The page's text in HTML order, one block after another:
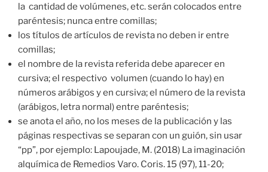
la cantidad de volúmenes, etc. serán colocados entre
paréntesis; nunca entre comillas;
los títulos de artículos de revista no deben ir entre
comillas;
el nombre de la revista referida debe aparecer en
cursiva; el respectivo volumen (cuando lo hay) en
números arábigos y en cursiva; el número de la revista
(arábigos, letra normal) entre paréntesis;
se anota el año, no los meses de la publicación y las
páginas respectivas se separan con un guión, sin usar
“pp”, por ejemplo: Lapoujade, M. (2018) La imaginación
alquímica de Remedios Varo. Coris. 15 (97), 11-20;